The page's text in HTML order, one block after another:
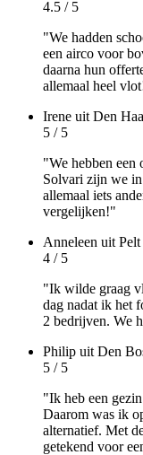
4.5 / 5
"We hadden
een airco voor
daarna hun
allemaal heel
Irene uit Den
5 / 5
"We hebben een
Solvari zijn we
allemaal iets
vergelijken!"
Anneleen uit
4 / 5
"Ik wilde graag
dag nadat ik het
2 bedrijven. We
Philip uit Den
5 / 5
"Ik heb een
Daarom was ik
alternatief. Met
getekend voor